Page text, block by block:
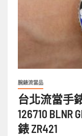
腕錶流當品
台北流當手
126710
錶 ZR421